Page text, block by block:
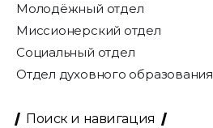
Молодёжный отдел
Миссионерский отдел
Социальный отдел
Отдел духовного образования
Поиск и навигация